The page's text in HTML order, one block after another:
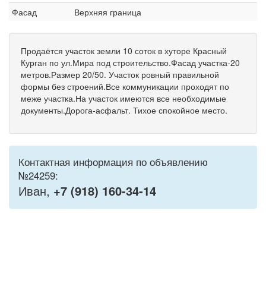
Фасад
Верхняя граница
Продаётся участок земли 10 соток в хуторе Красный
Курган по ул.Мира под строительство.Фасад участка-20
метров.Размер 20/50. Участок ровный правильной
формы без строений.Все коммуникации проходят по
меже участка.На участок имеются все необходимые
документы.Дорога-асфальт. Тихое спокойное место.
Контактная информация по объявлению
№24259:
Иван, +7 (918) 160-34-14